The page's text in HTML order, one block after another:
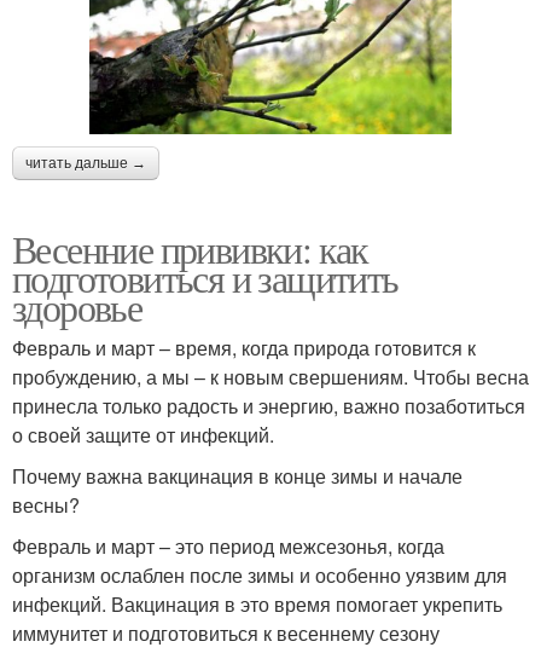
читать дальше →
Весенние прививки: как
подготовиться и защитить
здоровье
Февраль и март – время, когда природа готовится к
пробуждению, а мы – к новым свершениям. Чтобы весна
принесла только радость и энергию, важно позаботиться
о своей защите от инфекций.
Почему важна вакцинация в конце зимы и начале
весны?
Февраль и март – это период межсезонья, когда
организм ослаблен после зимы и особенно уязвим для
инфекций. Вакцинация в это время помогает укрепить
иммунитет и подготовиться к весеннему сезону